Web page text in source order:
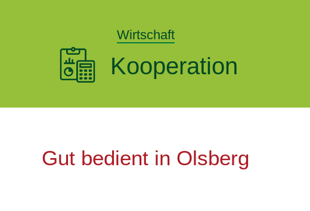
Wirtschaft
Kooperation
Gut bedient in Olsberg